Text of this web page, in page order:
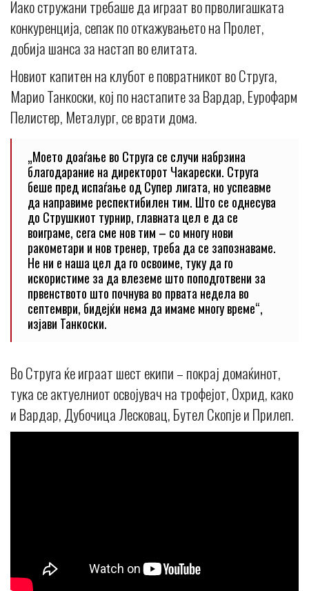
Иако стружани требаше да играат во прволигашката
конкуренција, сепак по откажувањето на Пролет,
добија шанса за настап во елитата.
Новиот капитен на клубот е повратникот во Струга,
Марио Танкоски, кој по настапите за Вардар, Еурофарм
Пелистер, Металург, се врати дома.
„Моето доаѓање во Струга се случи набрзина
благодарание на директорот Чакарески. Струга
беше пред испаѓање од Супер лигата, но успеавме
да направиме респектибилен тим. Што се однесува
до Струшкиот турнир, главната цел е да се
воиграме, сега сме нов тим – со многу нови
ракометари и нов тренер, треба да се запознаваме.
Не ни е наша цел да го освоиме, туку да го
искористиме за да влеземе што поподготвени за
првенството што почнува во првата недела во
септември, бидејќи нема да имаме многу време“,
изјави Танкоски.
Во Струга ќе играат шест екипи – покрај домаќинот,
тука се актуелниот освојувач на трофејот, Охрид, како
и Вардар, Дубочица Лесковац, Бутел Скопје и Прилеп.